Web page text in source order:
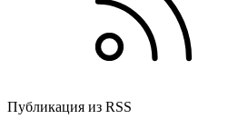
Публикация из RSS